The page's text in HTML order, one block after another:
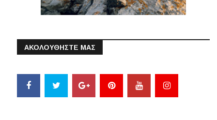
ΑΚΟΛΟΥΘΗΣΤΕ ΜΑΣ